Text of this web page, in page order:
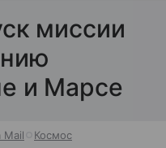
миссии
и Марсе
Mail Космос